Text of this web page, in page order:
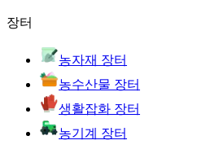
장터
농자재 장터
농수산물 장터
생활잡화 장터
농기계 장터